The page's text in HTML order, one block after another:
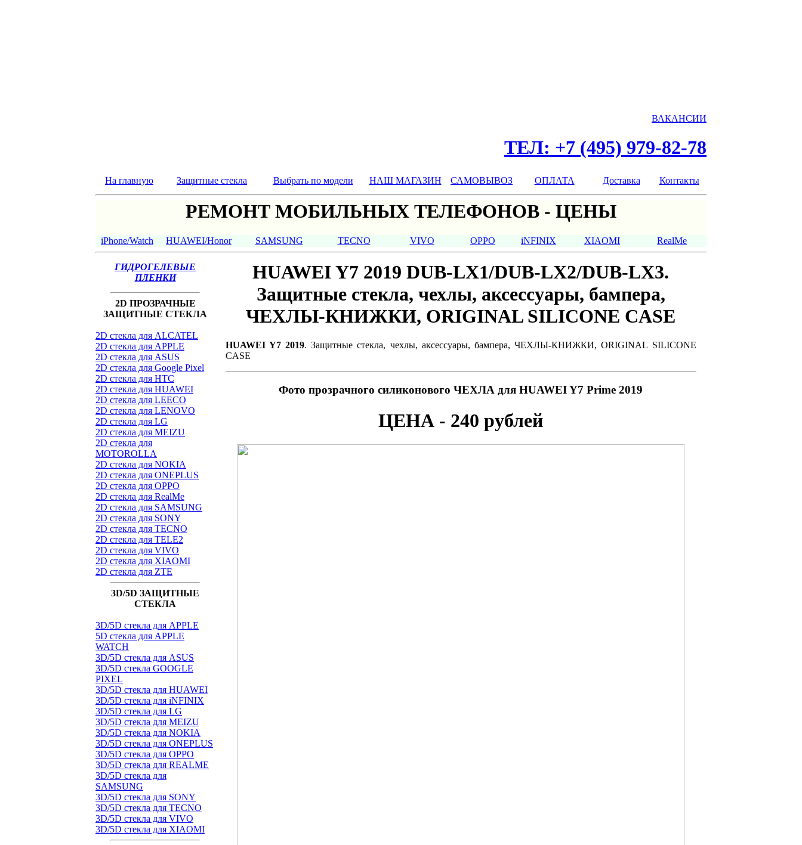
ВАКАНСИИ
ТЕЛ: +7 (495) 979-82-78
На главную Защитные стекла Выбрать по модели НАШ МАГАЗИН САМОВЫВОЗ ОПЛАТА Доставка Контакты
РЕМОНТ МОБИЛЬНЫХ ТЕЛЕФОНОВ - ЦЕНЫ
iPhone/Watch HUAWEI/Honor SAMSUNG TECNO VIVO OPPO iNFINIX XIAOMI RealMe
ГИДРОГЕЛЕВЫЕ
ПЛЕНКИ
2D ПРОЗРАЧНЫЕ
ЗАЩИТНЫЕ СТЕКЛА
2D стекла для ALCATEL
2D стекла для APPLE
2D стекла для ASUS
2D стекла для Google Pixel
2D стекла для HTC
2D стекла для HUAWEI
2D стекла для LEECO
2D стекла для LENOVO
2D стекла для LG
2D стекла для MEIZU
2D стекла для
MOTOROLLA
2D стекла для NOKIA
2D стекла для ONEPLUS
2D стекла для OPPO
2D стекла для RealMe
2D стекла для SAMSUNG
2D стекла для SONY
2D стекла для TECNO
2D стекла для TELE2
2D стекла для VIVO
2D стекла для XIAOMI
2D стекла для ZTE
3D/5D ЗАЩИТНЫЕ
СТЕКЛА
3D/5D стекла для APPLE
5D стекла для APPLE
WATCH
3D/5D стекла для ASUS
3D/5D стекла GOOGLE
PIXEL
3D/5D стекла для HUAWEI
3D/5D стекла для iNFINIX
3D/5D стекла для LG
3D/5D стекла для MEIZU
3D/5D стекла для NOKIA
3D/5D стекла для ONEPLUS
3D/5D стекла для OPPO
3D/5D стекла для REALME
3D/5D стекла для
SAMSUNG
3D/5D стекла для SONY
3D/5D стекла для TECNO
3D/5D стекла для VIVO
3D/5D стекла для XIAOMI
HUAWEI Y7 2019 DUB-LX1/DUB-LX2/DUB-LX3.
Защитные стекла, чехлы, аксессуары, бампера,
ЧЕХЛЫ-КНИЖКИ, ORIGINAL SILICONE CASE
HUAWEI Y7 2019. Защитные стекла, чехлы, аксессуары, бампера, ЧЕХЛЫ-КНИЖКИ, ORIGINAL SILICONE
CASE
Фото прозрачного силиконового ЧЕХЛА для HUAWEI Y7 Prime 2019
ЦЕНА - 240 рублей